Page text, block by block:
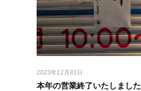
2023年12月31日
本年の営業終了いたしました